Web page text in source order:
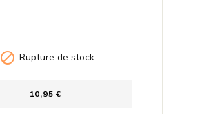
 Rupture de stock
10,95 €